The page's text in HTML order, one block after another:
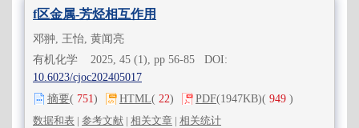
f区金属-芳烃相互作用
邓翀, 王怡, 黄闻亮
有机化学 2025, 45 (1), pp 56-85 DOI:
10.6023/cjoc202405017
摘要( 751) HTML( 22) PDF(1947KB)( 949 )
数据和表 | 参考文献 | 相关文章 | 相关统计